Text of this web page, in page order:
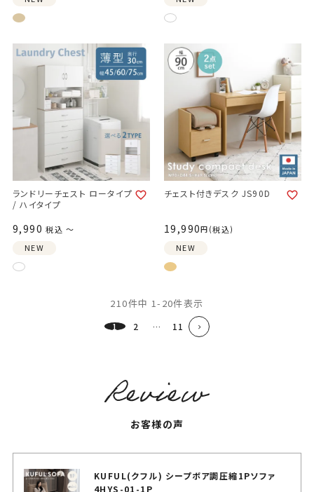
ランドリーチェスト ロータイプ
/ ハイタイプ
9,990 税込 〜
NEW
チェスト付きデスク JS90D
19,990
税込
NEW
210件中 1- 20件表示
1 2 … 11
お客様の声
KUFUL(クフル) シープボア調圧縮1Pソファ
4HYS-01-1P